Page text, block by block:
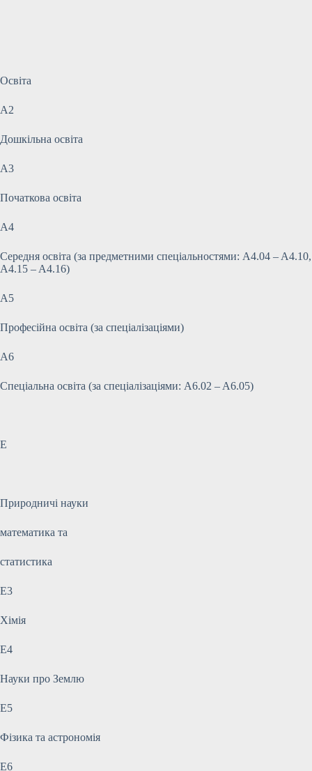
Освіта
A2
Дошкільна освіта
A3
Початкова освіта
A4
Середня освіта (за предметними спеціальностями: A4.04 – A4.10,
A4.15 – A4.16)
A5
Професійна освіта (за спеціалізаціями)
A6
Спеціальна освіта (за спеціалізаціями: A6.02 – A6.05)
E
Природничі науки
математика та
статистика
E3
Хімія
E4
Науки про Землю
E5
Фізика та астрономія
E6